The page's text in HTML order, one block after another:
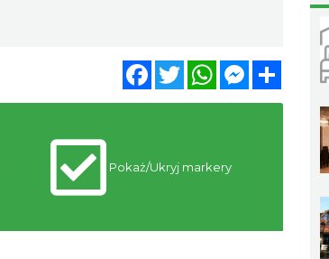
FacebookTwitterWhatsAppMessenger
Share
Pokaż/Ukryj markery